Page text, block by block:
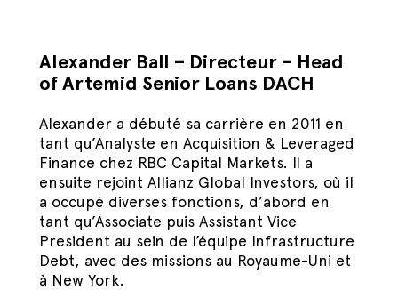
Alexander Ball – Directeur – Head
of Artemid Senior Loans DACH
Alexander a débuté sa carrière en 2011 en
tant qu’Analyste en Acquisition & Leveraged
Finance chez RBC Capital Markets. Il a
ensuite rejoint Allianz Global Investors, où il
a occupé diverses fonctions, d’abord en
tant qu’Associate puis Assistant Vice
President au sein de l’équipe Infrastructure
Debt, avec des missions au Royaume-Uni et
à New York.